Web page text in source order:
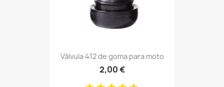
Válvula 412 de goma para moto
2,00 €